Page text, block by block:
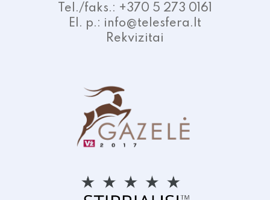
Tel./faks.: +370 5 273 0161
El. p.: info@telesfera.lt
Rekvizitai